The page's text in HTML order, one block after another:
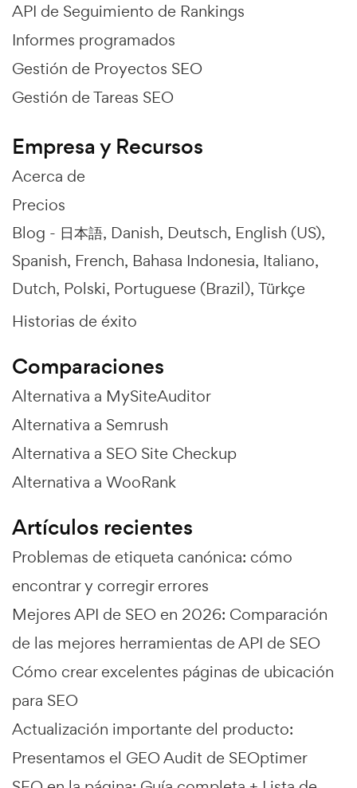
API de Seguimiento de Rankings
Informes programados
Gestión de Proyectos SEO
Gestión de Tareas SEO
Empresa y Recursos
Acerca de
Precios
Blog - 日本語 Danish Deutsch English (US)
Spanish French Bahasa Indonesia Italiano
Dutch Polski Portuguese (Brazil) Türkçe
Historias de éxito
Comparaciones
Alternativa a MySiteAuditor
Alternativa a Semrush
Alternativa a SEO Site Checkup
Alternativa a WooRank
Artículos recientes
Problemas de etiqueta canónica: cómo
encontrar y corregir errores
Mejores API de SEO en 2026: Comparación
de las mejores herramientas de API de SEO
Cómo crear excelentes páginas de ubicación
para SEO
Actualización importante del producto:
Presentamos el GEO Audit de SEOptimer